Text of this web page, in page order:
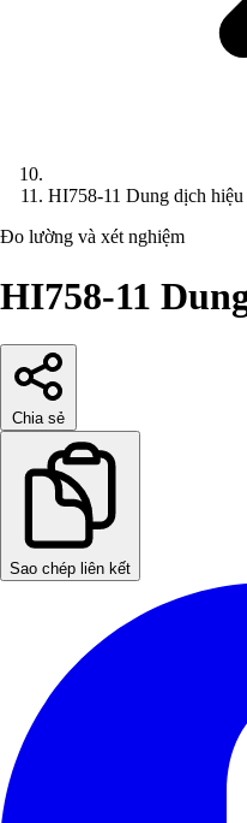
HI758-11 Dung dịch hiệu
Đo lường và xét nghiệm
HI758-11
Chia sẻ
Sao chép liên kết